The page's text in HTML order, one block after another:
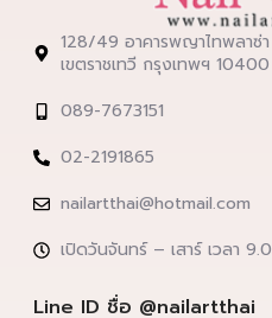
128/49 อาคารพญาไทพลา
เขตราชเทวี กรุงเทพฯ 10400
089-7673151
02-2191865
nailartthai@hotmail.com
เปิดวันจันทร์ – เสาร์ เวลา
Line ID ชื่อ @nailartthai